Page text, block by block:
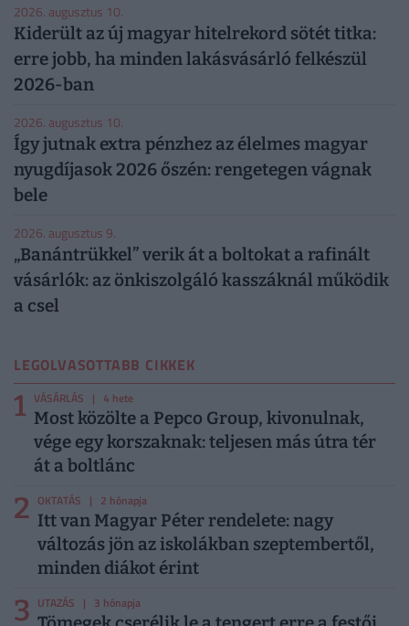
2026. augusztus 10.
Kiderült az új magyar hitelrekord sötét titka:
erre jobb, ha minden lakásvásárló felkészül
2026-ban
2026. augusztus 10.
Így jutnak extra pénzhez az élelmes magyar
nyugdíjasok 2026 őszén: rengetegen vágnak
bele
2026. augusztus 9.
„Banántrükkel” verik át a boltokat a rafinált
vásárlók: az önkiszolgáló kasszáknál működik
a csel
LEGOLVASOTTABB CIKKEK
1 VÁSÁRLÁS | 4 hete
Most közölte a Pepco Group, kivonulnak,
vége egy korszaknak: teljesen más útra tér
át a boltlánc
2 OKTATÁS | 2 hónapja
Itt van Magyar Péter rendelete: nagy
változás jön az iskolákban szeptembertől,
minden diákot érint
3 UTAZÁS | 3 hónapja